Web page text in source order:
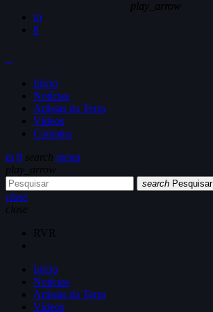
Início
Notícias
Artistas da Terra
Vídeos
Contatos
search menu
play_arrow
search Pesquisar
close
close
play_arrow
RVR
Início
Notícias
Artistas da Terra
Vídeos
play_arrow